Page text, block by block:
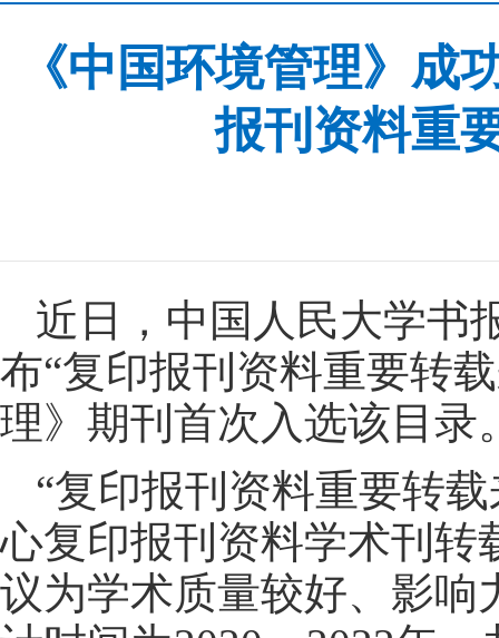
《中国环境管理》成
报刊资料重
近日，中国人民大学书
布“复印报刊资料重要转
理》期刊首次入选该目录
“复印报刊资料重要转
心复印报刊资料学术刊转
议为学术质量较好、影响